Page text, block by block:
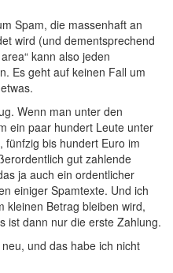
Spam, die massenhaft an
wird (und dementsprechend
kann also jeden
Es geht auf keinen Fall um
Wenn man unter den
ein paar hundert Leute unter
fünfzig bis hundert Euro im
gut zahlende
ja auch ein ordentlicher
einiger Spamtexte. Und ich
kleinen Betrag bleiben wird,
ist dann nur die erste Zahlung.
und das habe ich nicht